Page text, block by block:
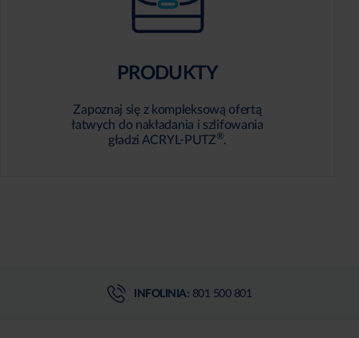
PRODUKTY
Zapoznaj się z kompleksową ofertą
łatwych do nakładania i szlifowania
gładzi ACRYL-PUTZ®.
INFOLINIA: 801 500 801